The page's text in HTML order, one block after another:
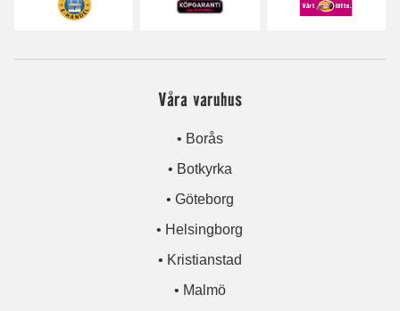
Våra varuhus
• Borås
• Botkyrka
• Göteborg
• Helsingborg
• Kristianstad
• Malmö